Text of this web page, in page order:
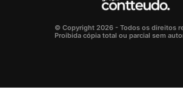
© Copyright 2026 - Todos os direitos
Proibida cópia total ou parcial sem